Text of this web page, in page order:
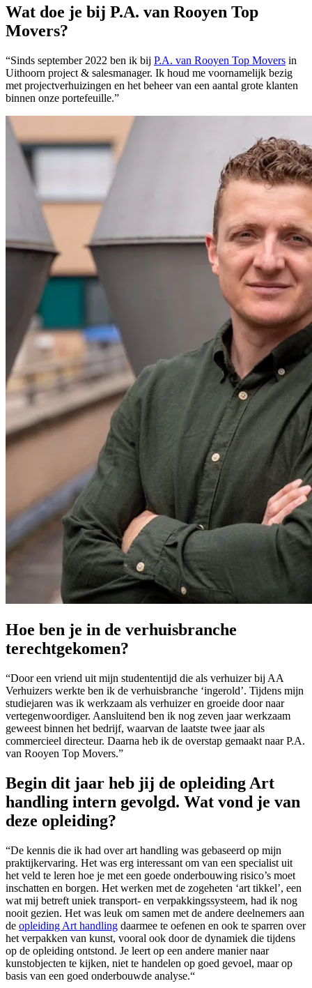
Wat doe je bij P.A. van Rooyen Top
Movers?
“Sinds september 2022 ben ik bij P.A. van Rooyen Top Movers in
Uithoorn project & salesmanager. Ik houd me voornamelijk bezig
met projectverhuizingen en het beheer van een aantal grote klanten
binnen onze portefeuille.”
Hoe ben je in de verhuisbranche
terechtgekomen?
“Door een vriend uit mijn studententijd die als verhuizer bij AA
Verhuizers werkte ben ik de verhuisbranche ‘ingerold’. Tijdens mijn
studiejaren was ik werkzaam als verhuizer en groeide door naar
vertegenwoordiger. Aansluitend ben ik nog zeven jaar werkzaam
geweest binnen het bedrijf, waarvan de laatste twee jaar als
commercieel directeur. Daarna heb ik de overstap gemaakt naar P.A.
van Rooyen Top Movers.”
Begin dit jaar heb jij de opleiding Art
handling intern gevolgd. Wat vond je van
deze opleiding?
“De kennis die ik had over art handling was gebaseerd op mijn
praktijkervaring. Het was erg interessant om van een specialist uit
het veld te leren hoe je met een goede onderbouwing risico’s moet
inschatten en borgen. Het werken met de zogeheten ‘art tikkel’, een
wat mij betreft uniek transport- en verpakkingssysteem, had ik nog
nooit gezien. Het was leuk om samen met de andere deelnemers aan
de opleiding Art handling daarmee te oefenen en ook te sparren over
het verpakken van kunst, vooral ook door de dynamiek die tijdens
op de opleiding ontstond. Je leert op een andere manier naar
kunstobjecten te kijken, niet te handelen op goed gevoel, maar op
basis van een goed onderbouwde analyse.“